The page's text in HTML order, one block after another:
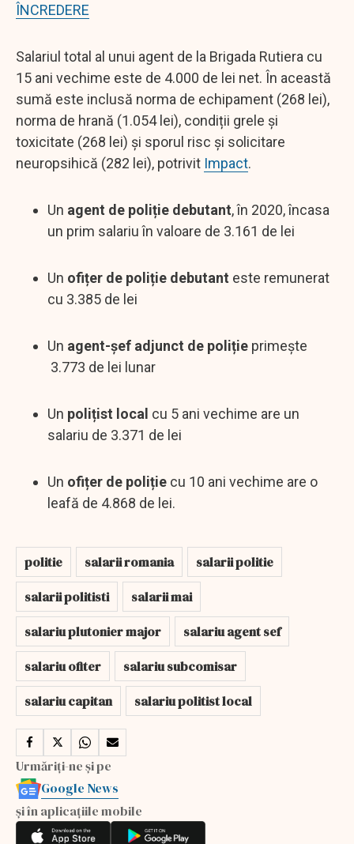
ÎNCREDERE
Salariul total al unui agent de la Brigada Rutiera cu
15 ani vechime este de 4.000 de lei net. În această
sumă este inclusă norma de echipament (268 lei),
norma de hrană (1.054 lei), condiții grele și
toxicitate (268 lei) și sporul risc și solicitare
neuropsihică (282 lei), potrivit Impact.
Un agent de poliție debutant, în 2020, încasa
un prim salariu în valoare de 3.161 de lei
Un ofițer de poliție debutant este remunerat
cu 3.385 de lei
Un agent-șef adjunct de poliție primește
3.773 de lei lunar
Un polițist local cu 5 ani vechime are un
salariu de 3.371 de lei
Un ofițer de poliție cu 10 ani vechime are o
leafă de 4.868 de lei.
politie salarii romania
salarii politie
salarii politisti
salarii mai
salariu plutonier major
salariu agent sef
salariu ofiter
salariu subcomisar
salariu capitan
salariu politist local
Urmăriți-ne și pe
Google News
și în aplicațiile mobile